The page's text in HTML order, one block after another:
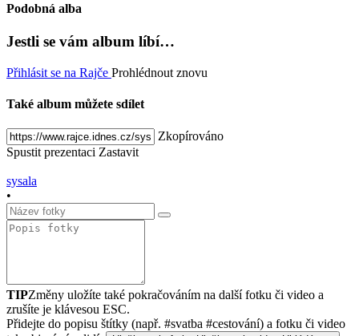
Podobná alba
Jestli se vám album líbí…
Přihlásit se na Rajče Prohlédnout znovu
Také album můžete sdílet
Zkopírováno
Spustit prezentaci Zastavit
sysala
•
TIPZměny uložíte také pokračováním na další fotku či video a
zrušíte je klávesou ESC.
Přidejte do popisu štítky (např. #svatba #cestování) a fotku či video